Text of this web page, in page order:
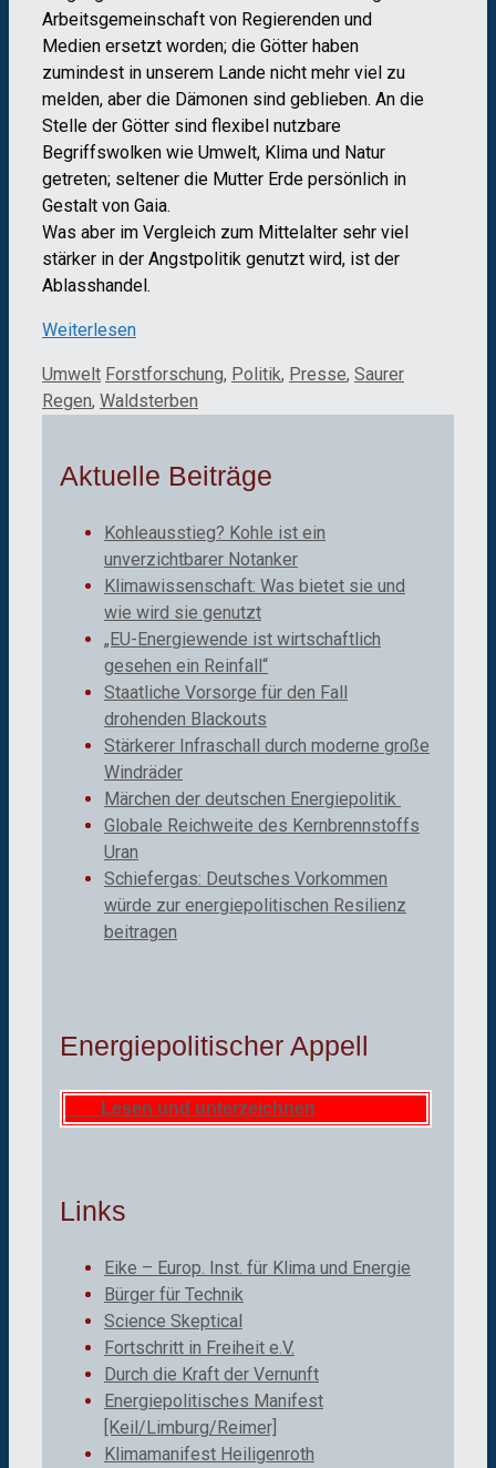
Arbeitsgemeinschaft von Regierenden und
Medien ersetzt worden; die Götter haben
zumindest in unserem Lande nicht mehr viel zu
melden, aber die Dämonen sind geblieben. An die
Stelle der Götter sind flexibel nutzbare
Begriffswolken wie Umwelt, Klima und Natur
getreten; seltener die Mutter Erde persönlich in
Gestalt von Gaia.
Was aber im Vergleich zum Mittelalter sehr viel
stärker in der Angstpolitik genutzt wird, ist der
Ablasshandel.
Weiterlesen
Kategorien
Umwelt Schlagwörter
Forstforschung, Politik, Presse, Saurer
Regen, Waldsterben
Aktuelle Beiträge
Kohleausstieg? Kohle ist ein
unverzichtbarer Notanker
Klimawissenschaft: Was bietet sie und
wie wird sie genutzt
„EU-Energiewende ist wirtschaftlich
gesehen ein Reinfall“
Staatliche Vorsorge für den Fall
drohenden Blackouts
Stärkerer Infraschall durch moderne große
Windräder
Märchen der deutschen Energiepolitik
Globale Reichweite des Kernbrennstoffs
Uran
Schiefergas: Deutsches Vorkommen
würde zur energiepolitischen Resilienz
beitragen
Energiepolitischer Appell
Lesen und unterzeichnen
Links
Eike – Europ. Inst. für Klima und Energie
Bürger für Technik
Science Skeptical
Fortschritt in Freiheit e.V.
Durch die Kraft der Vernunft
Energiepolitisches Manifest
[Keil/Limburg/Reimer]
Klimamanifest Heiligenroth